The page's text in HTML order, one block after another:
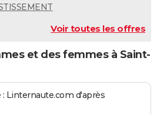
Voir toutes les offres
et des femmes à Saint-
Linternaute.com d'après